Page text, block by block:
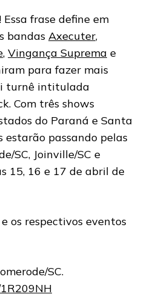
frase define em
bandas Axecuter,
, Vingança Suprema e
para fazer mais
turnê intitulada
Com três shows
do Paraná e Santa
estarão passando pelas
SC, Joinville/SC e
15, 16 e 17 de abril de
os respectivos eventos
SC.